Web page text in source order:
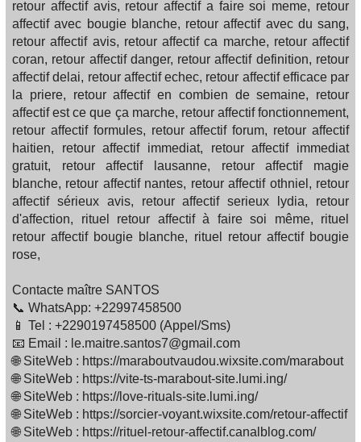
retour affectif avis, retour affectif a faire soi meme, retour
affectif avec bougie blanche, retour affectif avec du sang,
retour affectif avis, retour affectif ca marche, retour affectif
coran, retour affectif danger, retour affectif definition, retour
affectif delai, retour affectif echec, retour affectif efficace par
la priere, retour affectif en combien de semaine, retour
affectif est ce que ça marche, retour affectif fonctionnement,
retour affectif formules, retour affectif forum, retour affectif
haitien, retour affectif immediat, retour affectif immediat
gratuit, retour affectif lausanne, retour affectif magie
blanche, retour affectif nantes, retour affectif othniel, retour
affectif sérieux avis, retour affectif serieux lydia, retour
d'affection, rituel retour affectif à faire soi même, rituel
retour affectif bougie blanche, rituel retour affectif bougie
rose,
Contacte maître SANTOS
📞 WhatsApp: +22997458500
📱 Tel : +2290197458500 (Appel/Sms)
📧 Email : le.maitre.santos7@gmail.com
🌐 SiteWeb : https://maraboutvaudou.wixsite.com/marabout
🌐 SiteWeb : https://vite-ts-marabout-site.lumi.ing/
🌐 SiteWeb : https://love-rituals-site.lumi.ing/
🌐 SiteWeb : https://sorcier-voyant.wixsite.com/retour-affectif
🌐 SiteWeb : https://rituel-retour-affectif.canalblog.com/